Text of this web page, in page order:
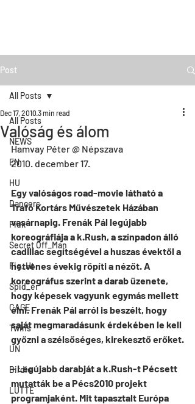
Post
All Posts
NEWS
EN
HU
Dancers
Fiúk
Secret Off_Man
Fig_Ht
Spid_er
CAGE
Twins
UN
Birdie
LUTTE
All Posts
Valóság és álom
Dec 17, 2010 3 min read
Hamvay Péter @ Népszava
2010. december 17.
Egy valóságos road-movie látható a
Trafó Kortárs Művészetek Házában
vasárnapig. Frenák Pál legújabb
koreográfiája a k.Rush, a színpadon álló
cadillac segítségével a huszas évektől a
hetvenes évekig röpíti a nézőt. A
koreográfus szerint a darab üzenete,
hogy képesek vagyunk egymás mellett
élni. Frenák Pál arról is beszélt, hogy
saját megmaradásunk érdekében le kell
győzni a szélsőséges, kirekesztő erőket.
- Legújabb darabját a k.Rush-t Pécsett
mutatták be a Pécs2010 projekt
programjaként. Mit tapasztalt Európa